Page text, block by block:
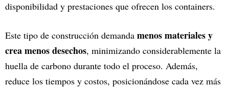
disponibilidad y prestaciones que ofrecen los containers.
Este tipo de construcción demanda menos materiales y
crea menos desechos, minimizando considerablemente la
huella de carbono durante todo el proceso. Además,
reduce los tiempos y costos, posicionándose cada vez más